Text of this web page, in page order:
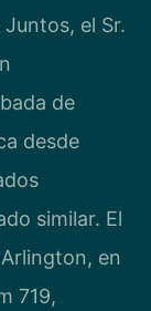
el Sr.
de
desde
similar. El
en
719,